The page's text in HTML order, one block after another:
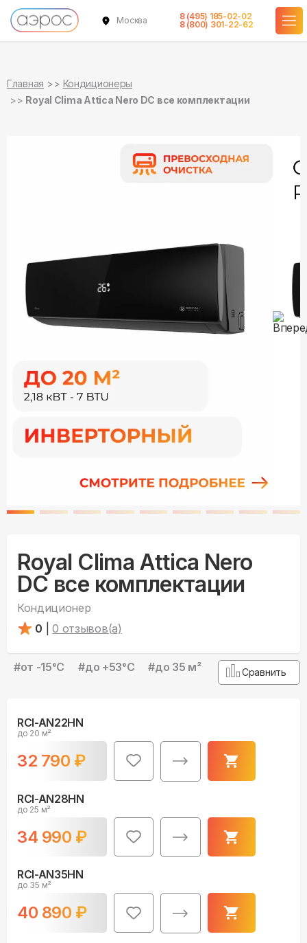
Москва
8 (495) 185-02-02
8 (800) 301-22-62
Главная
Кондиционеры
Royal Clima Attica Nero DC все комплектации
Royal Clima Attica Nero
DC все комплектации
Кондиционер
0
0 отзывов(а)
#от -15°С #до +53°С #до 35 м² Сравнить
RCI-AN22HN
до 20 м²
32 790 ₽
в наличии
RCI-AN28HN
до 25 м²
34 990 ₽
в наличии
RCI-AN35HN
до 35 м²
40 890 ₽
в наличии
в наличии
в наличии